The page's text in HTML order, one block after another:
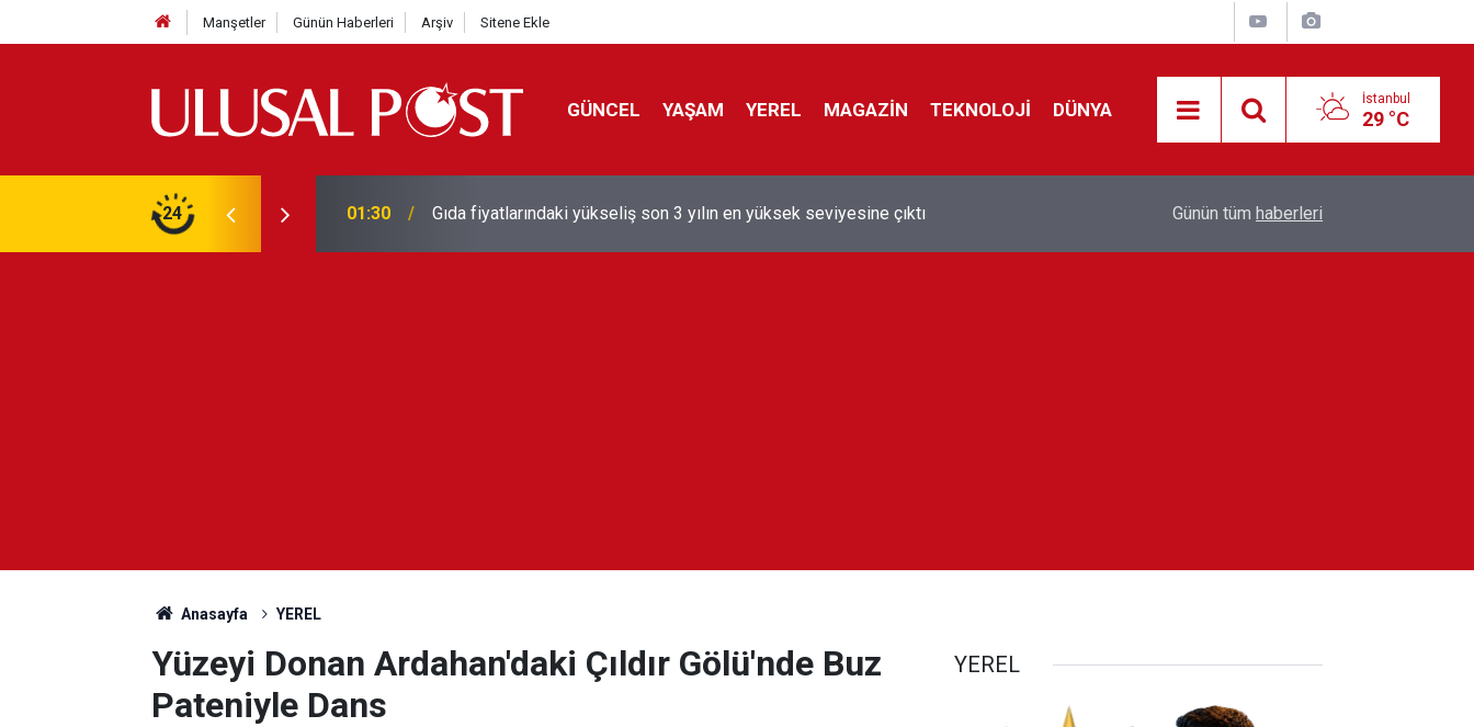
Manşetler Günün Haberleri Arşiv Sitene Ekle
GÜNCEL YAŞAM YEREL MAGAZİN TEKNOLOJİ DÜNYA İstanbul
29 °C
24
en yüksek seviyesine çıktı 01:26 Galatasaray'dan sekiz kişi hakkında savcılığa suç duyurusu
kontrol edecek
Günün tüm haberleri
Anasayfa YEREL
Yüzeyi Donan Ardahan'daki Çıldır Gölü'nde Buz
Pateniyle Dans
YEREL